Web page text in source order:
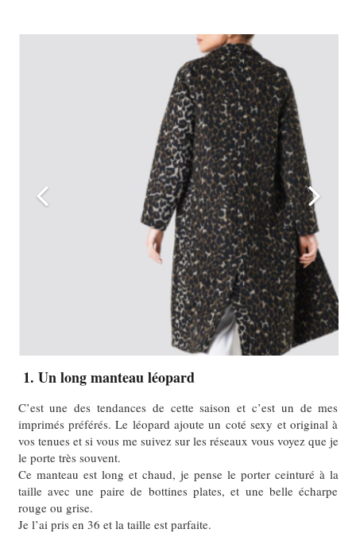
1. Un long manteau léopard
C’est une des tendances de cette saison et c’est un de mes
imprimés préférés. Le léopard ajoute un coté sexy et original à
vos tenues et si vous me suivez sur les réseaux vous voyez que je
le porte très souvent.
Ce manteau est long et chaud, je pense le porter ceinturé à la
taille avec une paire de bottines plates, et une belle écharpe
rouge ou grise.
Je l’ai pris en 36 et la taille est parfaite.